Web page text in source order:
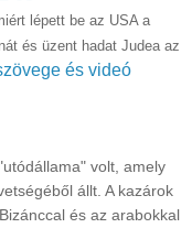
lépett be az USA a
és üzent hadat Judea az
és videó
volt, amely
állt. A kazárok
és az arabokkal